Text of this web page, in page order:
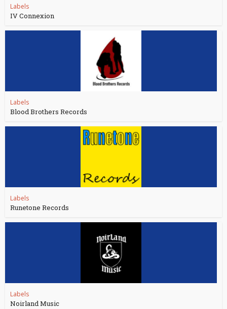
Labels
IV Connexion
Labels
Blood Brothers Records
Labels
Runetone Records
Labels
Noirland Music